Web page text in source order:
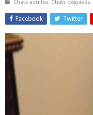
Chats adultes, Chats déguisés,
Facebook Twitter